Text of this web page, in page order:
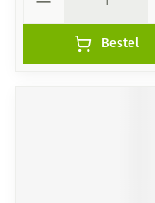
Bestel